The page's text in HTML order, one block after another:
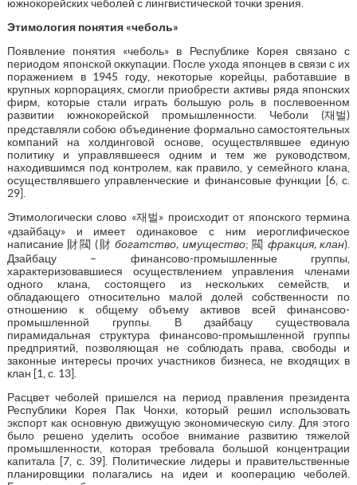
южнокорейских чеболей с лингвистической точки зрения.
Этимология понятия «чеболь»
Появление понятия «чеболь» в Республике Корея связано с
периодом японской оккупации. После ухода японцев в связи с их
поражением в 1945 году, некоторые корейцы, работавшие в
крупных корпорациях, смогли приобрести активы ряда японских
фирм, которые стали играть большую роль в послевоенном
развитии южнокорейской промышленности. Чеболи (재벌)
представляли собою объединение формально самостоятельных
компаний на холдинговой основе, осуществлявшее единую
политику и управлявшееся одним и тем же руководством,
находившимся под контролем, как правило, у семейного клана,
осуществлявшего управленческие и финансовые функции [6, с.
29].
Этимологически слово «재벌» происходит от японского термина
«дзайбацу» и имеет одинаковое с ним иероглифическое
написание 財閥 (財богатство, имущество; 閥 фракция, клан).
Дзайбацу – финансово-промышленные группы,
характеризовавшиеся осуществлением управления членами
одного клана, состоящего из нескольких семейств, и
обладающего относительно малой долей собственности по
отношению к общему объему активов всей финансово-
промышленной группы. В дзайбацу существовала
пирамидальная структура финансово-промышленной группы
предприятий, позволяющая не соблюдать права, свободы и
законные интересы прочих участников бизнеса, не входящих в
клан [1, с. 13].
Расцвет чеболей пришелся на период правления президента
Республики Корея Пак Чонхи, который решил использовать
экспорт как основную движущую экономическую силу. Для этого
было решено уделить особое внимание развитию тяжелой
промышленности, которая требовала большой концентрации
капитала [7, с. 39]. Политические лидеры и правительственные
планировщики полагались на идеи и кооперацию чеболей.